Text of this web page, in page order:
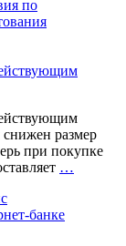
размер
при покупке
…